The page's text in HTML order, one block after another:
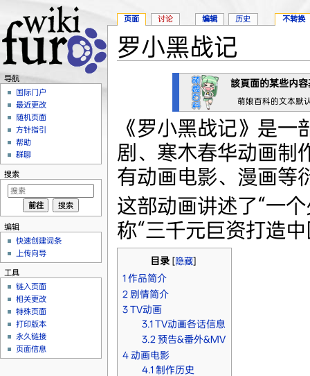
罗小黑战记
該頁面的某些内
萌娘百科的文本默
《罗小黑战记》是一
剧、寒木春华动画制
有动画电影、漫画等
这部动画讲述了“一
称“三千元巨资打造
目录[隐藏]
1 作品简介
2 剧情简介
3 TV动画
3.1 TV动画各话信息
3.2预告&番外&MV
4 动画电影
4.1 制作历史
页面 讨论 编辑 历史 不转换
导航
国际门户
最近更改
随机页面
方针指引
帮助
群聊
搜索
编辑
快速创建词条
上传向导
工具
链入页面
相关更改
特殊页面
打印版本
永久链接
页面信息